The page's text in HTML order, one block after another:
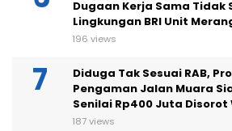
Sertifikat Agunan Diambil
Dugaan Kerja Sama Tidak
Lingkungan BRI Unit
Diduga Tak Sesuai RAB,
Pengaman Jalan Muara
Senilai Rp400 Juta Disorot